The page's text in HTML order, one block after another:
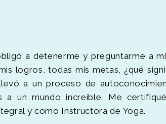
a detenerme y preguntarme a
logros, todas mis metas, ¿qué
a un proceso de
a un mundo increíble. Me
y como Instructora de Yoga.